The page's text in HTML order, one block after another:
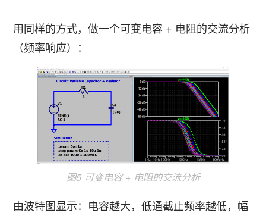
用同样的方式，做一个可变电容 + 电阻的交流分析
（频率响应）：
图5 可变电容 + 电阻的交流分析
由波特图显示：电容越大，低通截止频率越低，幅